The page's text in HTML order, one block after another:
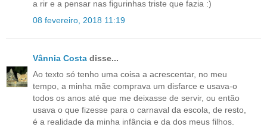
a rir e a pensar nas figurinhas triste que fazia :)
08 fevereiro, 2018 11:19
Vânnia Costa disse...
Ao texto só tenho uma coisa a acrescentar, no meu
tempo, a minha mãe comprava um disfarce e usava-o
todos os anos até que me deixasse de servir, ou então
usava o que fizesse para o carnaval da escola, de resto,
é a realidade da minha infância e da dos meus filhos.